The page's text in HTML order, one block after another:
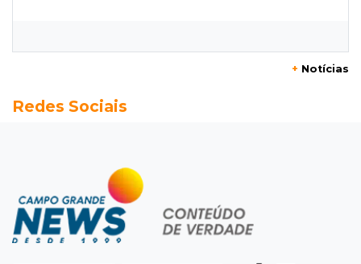
Veja as dezenas de hoje na Dupla Sena,
Aviso inusitado
Com 11 gatos, morador pede fim do abandono
dos pets em frente de casa
+ Notícias
Redes Sociais